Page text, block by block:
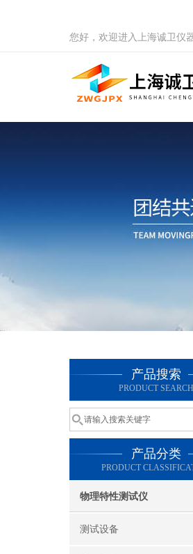
您好，欢迎进入上海诚卫仪
产品搜索
PRODUCT SEARCH
产品分类
PRODUCT
物理特性测试仪
测试设备